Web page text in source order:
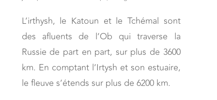
L’irthysh, le Katoun et le Tchémal sont
des afluents de l’Ob qui traverse la
Russie de part en part, sur plus de 3600
km. En comptant l’Irtysh et son estuaire,
le fleuve s’étends sur plus de 6200 km.